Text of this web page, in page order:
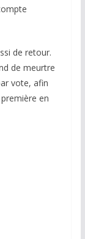
de retour.
de meurtre
vote, afin
en